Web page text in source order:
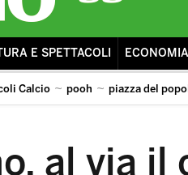
E SPETTACOLI ECONOMIA
Calcio pooh piazza del
al via il